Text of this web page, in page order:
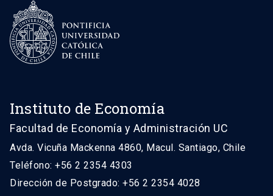
Instituto de Economía
Facultad de Economía y Administración UC
Avda. Vicuña Mackenna 4860, Macul. Santiago, Chile
Teléfono: +56 2 2354 4303
Dirección de Postgrado: +56 2 2354 4028